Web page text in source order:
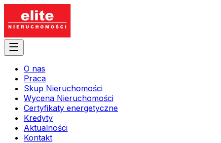
O nas
Praca
Skup Nieruchomości
Wycena Nieruchomości
Certyfikaty energetyczne
Kredyty
Aktualności
Kontakt